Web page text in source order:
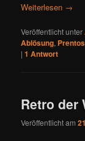
Weiterlesen →
Veröffentlicht unter
Ablösung, Prentos
|1 Antwort
Retro der
Veröffentlicht am